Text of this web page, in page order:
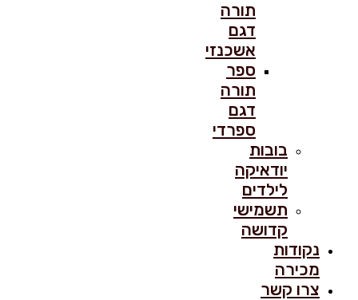
תורה
דגם
אשכנזי
ספר
תורה
דגם
ספרדי
בובות
יודאיקה
לילדים
תשמישי
קדושה
נקודות
מכירה
צרו קשר